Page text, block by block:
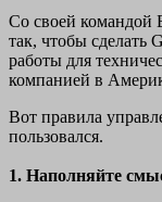
Со своей командой
так, чтобы сделать
работы для
компанией в
Вот правила
пользовался.
1. Наполняйте